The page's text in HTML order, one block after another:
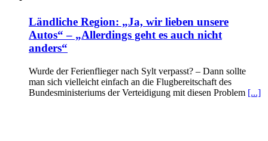
Ländliche Region: „Ja, wir lieben unsere
Autos“ – „Allerdings geht es auch nicht
anders“
Wurde der Ferienflieger nach Sylt verpasst? – Dann sollte
man sich vielleicht einfach an die Flugbereitschaft des
Bundesministeriums der Verteidigung mit diesen Problem [...]